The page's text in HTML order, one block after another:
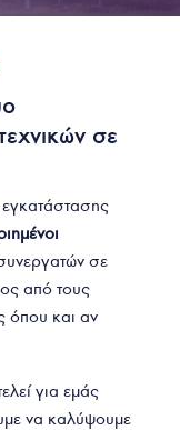
σε
σε
από τους
όπου και αν
για εμάς
να καλύψουμε